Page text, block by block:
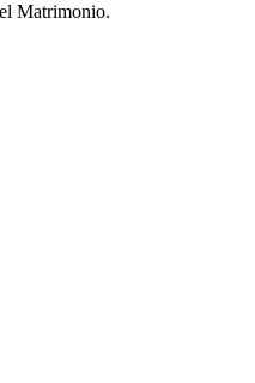
Matrimonio.